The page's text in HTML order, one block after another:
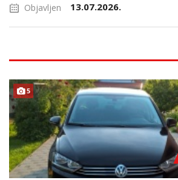
Objavljen 13.07.2026.
5